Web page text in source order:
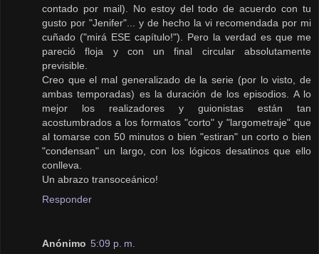
contado por mail). No estoy del todo de acuerdo con tu
gusto por "Jenifer"... y de hecho la vi recomendada por mi
cuñado ("mirá ESE capítulo!"). Pero la verdad es que me
pareció floja y con un final circular absolutamente
previsible.
Creo que el mal generalizado de la serie (por lo visto, de
ambas temporadas) es la duración de los episodios. A lo
mejor los realizadores y guionistas están tan
acostumbrados a los formatos "corto" y "largometraje" que
al tomarse con 50 minutos o bien "estiran" un corto o bien
"condensan" un largo, con los lógicos desatinos que ello
conlleva.
Un abrazo transoceánico!
Responder
Anónimo 5:09 p. m.